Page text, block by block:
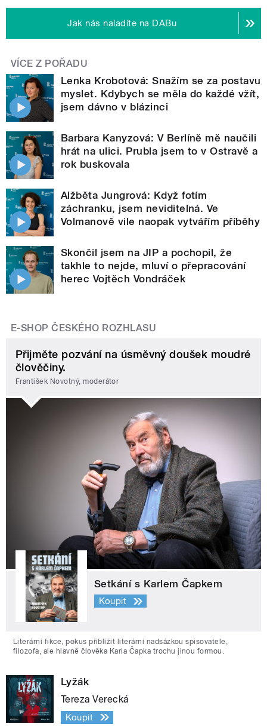
Jak nás naladíte na DABu
VÍCE Z POŘADU
Lenka Krobotová: Snažím se za postavu
myslet. Kdybych se měla do každé vžít,
jsem dávno v blázinci
Barbara Kanyzová: V Berlíně mě naučili
hrát na ulici. Prubla jsem to v Ostravě a
rok buskovala
Alžběta Jungrová: Když fotím
záchranku, jsem neviditelná. Ve
Volmanově vile naopak vytvářím příběhy
Skončil jsem na JIP a pochopil, že
takhle to nejde, mluví o přepracování
herec Vojtěch Vondráček
E-SHOP ČESKÉHO ROZHLASU
Přijměte pozvání na úsměvný doušek moudré
člověčiny.
František Novotný, moderátor
Setkání s Karlem Čapkem
Koupit
Literární fikce, pokus přiblížit literární nadsázkou spisovatele,
filozofa, ale hlavně člověka Karla Čapka trochu jinou formou.
Lyžák
Tereza Verecká
Koupit